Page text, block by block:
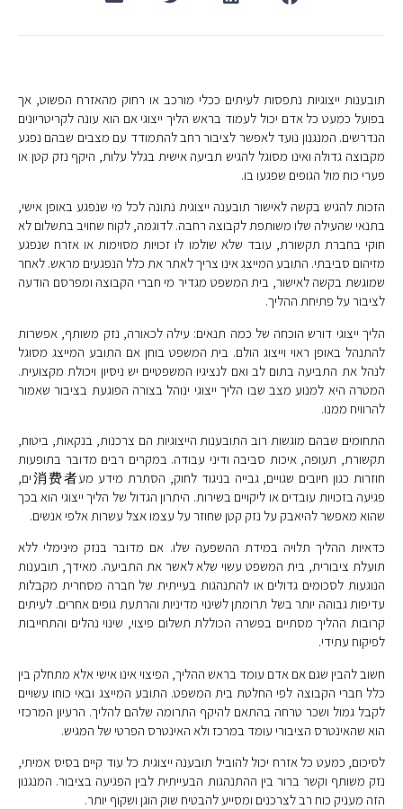
תובענות ייצוגיות נתפסות לעיתים ככלי מורכב או רחוק מהאזרח הפשוט, אך
בפועל כמעט כל אדם יכול לעמוד בראש הליך ייצוגי אם הוא עונה לקריטריונים
הנדרשים. המנגנון נועד לאפשר לציבור רחב להתמודד עם מצבים שבהם נפגע
מקבוצה גדולה ואינו מסוגל להגיש תביעה אישית בגלל עלות, היקף נזק קטן או
פערי כוח מול הגופים שפגעו בו.
הזכות להגיש בקשה לאישור תובענה ייצוגית נתונה לכל מי שנפגע באופן אישי,
בתנאי שהעילה שלו משותפת לקבוצה רחבה. לדוגמה, לקוח שחויב בתשלום לא
חוקי בחברת תקשורת, עובד שלא שולמו לו זכויות מסוימות או אזרח שנפגע
מזיהום סביבתי. התובע המייצג אינו צריך לאתר את כלל הנפגעים מראש. לאחר
שמוגשת בקשה לאישור, בית המשפט מגדיר מי חברי הקבוצה ומפרסם הודעה
לציבור על פתיחת ההליך.
הליך ייצוגי דורש הוכחה של כמה תנאים: עילה לכאורה, נזק משותף, אפשרות
להתנהל באופן ראוי וייצוג הולם. בית המשפט בוחן אם התובע המייצג מסוגל
לנהל את התביעה בתום לב ואם לנציגיו המשפטיים יש ניסיון ויכולת מקצועית.
המטרה היא למנוע מצב שבו הליך ייצוגי ינוהל בצורה הפוגעת בציבור שאמור
להרוויח ממנו.
התחומים שבהם מוגשות רוב התובענות הייצוגיות הם צרכנות, בנקאות, ביטוח,
תקשורת, תעופה, איכות סביבה ודיני עבודה. במקרים רבים מדובר בתופעות
חוזרות כגון חיובים שגויים, גבייה בניגוד לחוק, הסתרת מידע מע消费者ים,
פגיעה בזכויות עובדים או ליקויים בשירות. היתרון הגדול של הליך ייצוגי הוא בכך
שהוא מאפשר להיאבק על נזק קטן שחוזר על עצמו אצל עשרות אלפי אנשים.
כדאיות ההליך תלויה במידת ההשפעה שלו. אם מדובר בנזק מינימלי ללא
תועלת ציבורית, בית המשפט עשוי שלא לאשר את התביעה. מאידך, תובענות
הנוגעות לסכומים גדולים או להתנהגות בעייתית של חברה מסחרית מקבלות
עדיפות גבוהה יותר בשל תרומתן לשינוי מדיניות והרתעת גופים אחרים. לעיתים
קרובות ההליך מסתיים בפשרה הכוללת תשלום פיצוי, שינוי נהלים והתחייבות
לפיקוח עתידי.
חשוב להבין שגם אם אדם עומד בראש ההליך, הפיצוי אינו אישי אלא מתחלק בין
כלל חברי הקבוצה לפי החלטת בית המשפט. התובע המייצג ובאי כוחו עשויים
לקבל גמול ושכר טרחה בהתאם להיקף התרומה שלהם להליך. הרעיון המרכזי
הוא שהאינטרס הציבורי עומד במרכז ולא האינטרס הפרטי של המגיש.
לסיכום, כמעט כל אזרח יכול להוביל תובענה ייצוגית כל עוד קיים בסיס אמיתי,
נזק משותף וקשר ברור בין ההתנהגות הבעייתית לבין הפגיעה בציבור. המנגנון
הזה מעניק כוח רב לצרכנים ומסייע להבטיח שוק הוגן ושקוף יותר.